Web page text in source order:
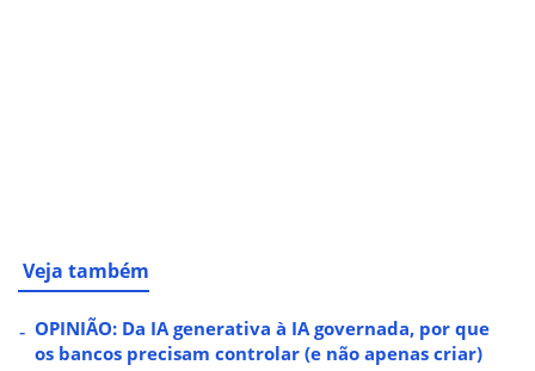
Veja também
OPINIÃO: Da IA generativa à IA governada, por que
os bancos precisam controlar (e não apenas criar)